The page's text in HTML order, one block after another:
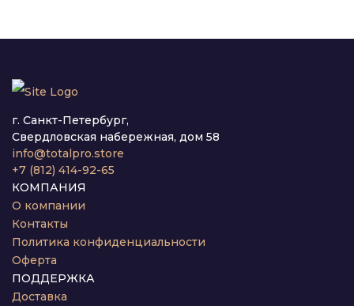
г. Санкт-Петербург,
Свердловская набережная, дом 58
info@totalpro.store
+7 (812) 414-92-65
КОМПАНИЯ
О компании
Контакты
Политика конфиденциальности
Оферта
ПОДДЕРЖКА
Доставка